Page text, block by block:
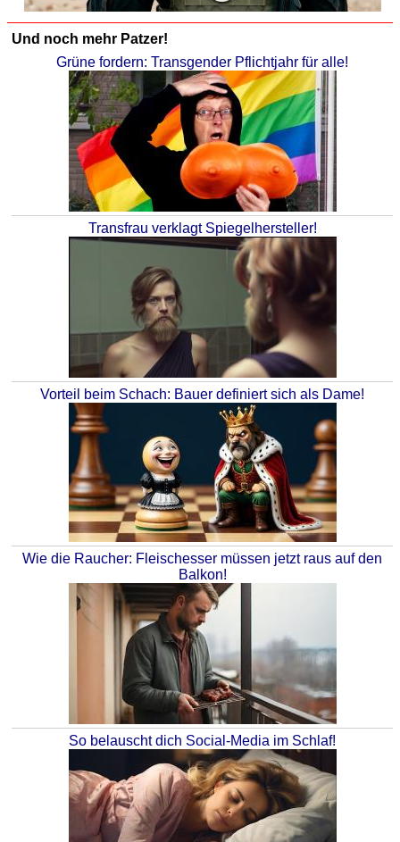
Und noch mehr Patzer!
Grüne fordern: Transgender Pflichtjahr für alle!
Transfrau verklagt Spiegelhersteller!
Vorteil beim Schach: Bauer definiert sich als Dame!
Wie die Raucher: Fleischesser müssen jetzt raus auf den
Balkon!
So belauscht dich Social-Media im Schlaf!